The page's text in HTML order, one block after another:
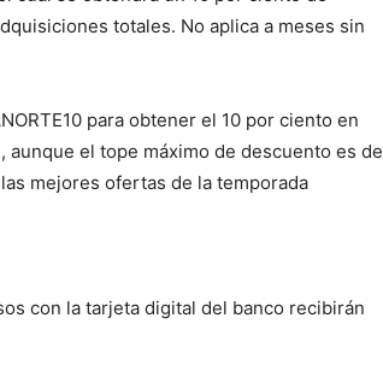
totales. No aplica a meses sin
para obtener el 10 por ciento en
el tope máximo de descuento es de
mejores ofertas de la temporada
con la tarjeta digital del banco recibirán